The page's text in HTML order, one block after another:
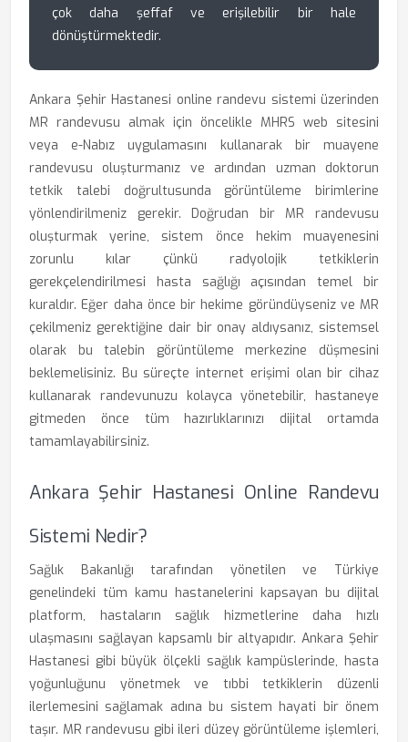
çok daha şeffaf ve erişilebilir bir hale
dönüştürmektedir.
Ankara Şehir Hastanesi online randevu sistemi üzerinden
MR randevusu almak için öncelikle MHRS web sitesini
veya e-Nabız uygulamasını kullanarak bir muayene
randevusu oluşturmanız ve ardından uzman doktorun
tetkik talebi doğrultusunda görüntüleme birimlerine
yönlendirilmeniz gerekir. Doğrudan bir MR randevusu
oluşturmak yerine, sistem önce hekim muayenesini
zorunlu kılar çünkü radyolojik tetkiklerin
gerekçelendirilmesi hasta sağlığı açısından temel bir
kuraldır. Eğer daha önce bir hekime göründüyseniz ve MR
çekilmeniz gerektiğine dair bir onay aldıysanız, sistemsel
olarak bu talebin görüntüleme merkezine düşmesini
beklemelisiniz. Bu süreçte internet erişimi olan bir cihaz
kullanarak randevunuzu kolayca yönetebilir, hastaneye
gitmeden önce tüm hazırlıklarınızı dijital ortamda
tamamlayabilirsiniz.
Ankara Şehir Hastanesi Online Randevu
Sistemi Nedir?
Sağlık Bakanlığı tarafından yönetilen ve Türkiye
genelindeki tüm kamu hastanelerini kapsayan bu dijital
platform, hastaların sağlık hizmetlerine daha hızlı
ulaşmasını sağlayan kapsamlı bir altyapıdır. Ankara Şehir
Hastanesi gibi büyük ölçekli sağlık kampüslerinde, hasta
yoğunluğunu yönetmek ve tıbbi tetkiklerin düzenli
ilerlemesini sağlamak adına bu sistem hayati bir önem
taşır. MR randevusu gibi ileri düzey görüntüleme işlemleri,